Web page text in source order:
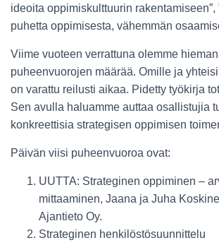
ideoita oppimiskulttuurin rakentamiseen”,
puhetta oppimisesta, vähemmän
Viime vuoteen verrattuna olemme
puheenvuorojen määrää. Omille ja
on varattu reilusti aikaa. Pidetty työkirja
Sen avulla haluamme auttaa osallistujia
konkreettisia strategisen oppimisen
Päivän viisi puheenvuoroa ovat:
UUTTA: Strateginen oppiminen –
mittaaminen, Jaana ja Juha
Ajantieto Oy.
Strateginen henkilöstösuunnittelu